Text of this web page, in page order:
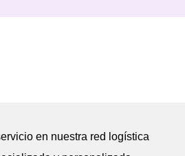
en nuestra red logística